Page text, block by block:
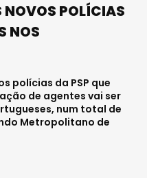
NOVOS POLÍCIAS
NOS
polícias da PSP que
de agentes vai ser
num total de
Metropolitano de